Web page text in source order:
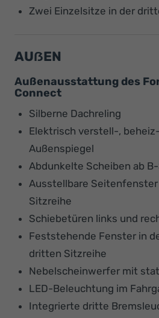
Zwei Einzelsitze in der
AUẞEN
Außenausstattung des
Connect
Silberne Dachreling
Elektrisch verstell-,
Außenspiegel
Abdunkelte Scheiben ab
Ausstellbare
Sitzreihe
Schiebetüren links und
Feststehende Fenster in
dritten Sitzreihe
Nebelscheinwerfer mit
LED-Beleuchtung im
Integrierte dritte